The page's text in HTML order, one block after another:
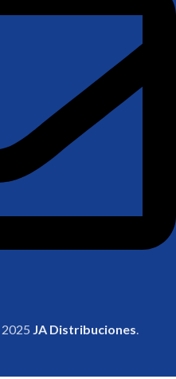
2025 JA Distribuciones.